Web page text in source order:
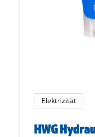
Elektrizität
HWG